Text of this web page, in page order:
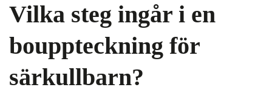
Vilka steg ingår i en
bouppteckning för
särkullbarn?